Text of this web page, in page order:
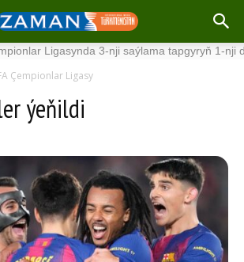
3-nji saýlama tapgyryň 1-nji
Çempionlar Ligasy
ýeňildi